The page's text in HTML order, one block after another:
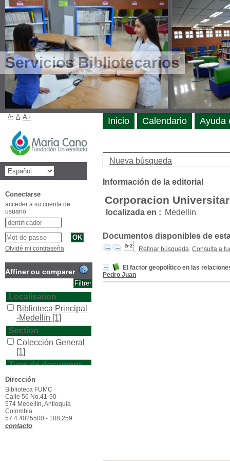
Servicios Bibliotecarios
Nueva búsqueda
Información de la editorial
Corporacion
localizada en : Medellin
Documentos disponibles de
Refinar búsqueda Consulta a
El factor geopolítico en las
Pedro Juan
Inicio Calendario Ayuda
A- A A+
Conectarse
acceder a su cuenta de
usuario
Olvidé mi contraseña
Affiner ou comparer
Localisation
Biblioteca Principal
-Medellín [1]
Section
Colección General
[1]
Type de document
texto impreso
Dirección
Biblioteca FUMC
Calle 56 No.41-90
574 Medellín, Antioquia
Colombia
57 4 4025500 - 108,259
contacto